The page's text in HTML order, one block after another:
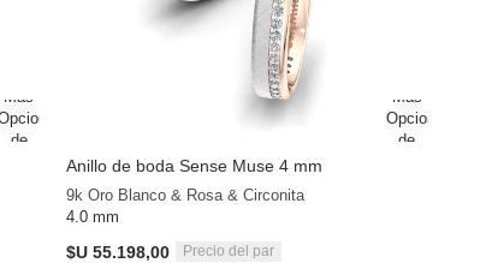
Anillo de boda Sense Muse 4 mm
9k Oro Blanco & Rosa & Circonita
4.0 mm
$U 55.198,00
Precio del par